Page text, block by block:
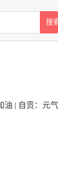
搜
油 | 自贡：元